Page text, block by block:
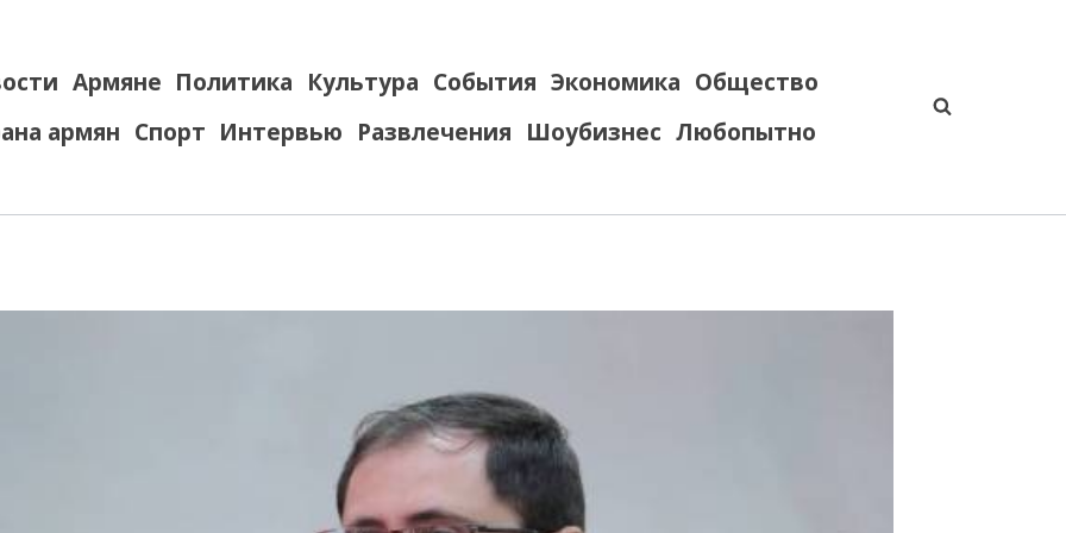
Армяне Политика Культура События Экономика Общество
армян Спорт Интервью Развлечения Шоубизнес Любопытно